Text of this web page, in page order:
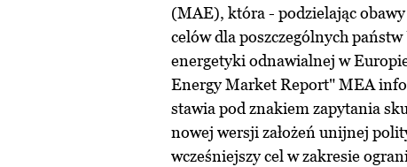
(MAE), która - podzielając
celów dla poszczególnych
energetyki odnawialnej w
Energy Market Report" MEA
stawia pod znakiem zapytania
nowej wersji założeń unijnej
wcześniejszy cel w zakresie